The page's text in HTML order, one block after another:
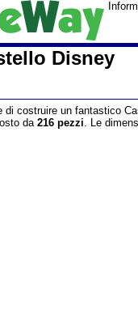
Disney
di costruire un fantastico
da 216 pezzi. Le